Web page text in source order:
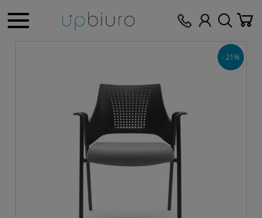
- 21%